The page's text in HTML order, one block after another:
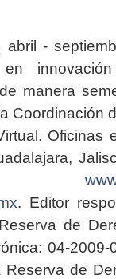
abril -
en
manera
Coordinación
Oficinas
. Editor
de
04-2009-
de